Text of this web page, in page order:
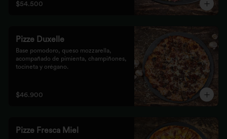
$54.500
Pizze Duxelle
Base pomodoro, queso mozzarella,
acompañado de pimienta, champiñones,
tocineta y orégano.
$46.900
Pizze Fresca Miel